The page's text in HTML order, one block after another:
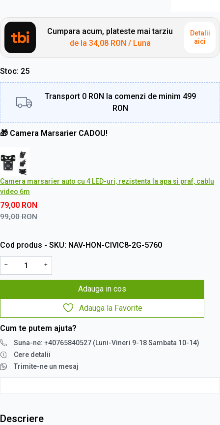
Cumpara acum, plateste mai tarziu
de la 34,08 RON / Luna
Detalii
aici
Stoc 25
Transport 0 RON la comenzi de minim 499
RON
🎁 Camera Marsarier CADOU!
Camera marsarier auto cu 4 LED-uri, rezistenta la apa si praf, cablu
video 6m
79,00 RON
99,00RON
Cod produs - SKU NAV-HON-CIVIC8-2G-5760
− +
Adauga in cos
Adauga la Favorite
Cum te putem ajuta?
Suna-ne: +40765840527 (Luni-Vineri 9-18 Sambata 10-14)
Cere detalii
Trimite-ne un mesaj
Descriere